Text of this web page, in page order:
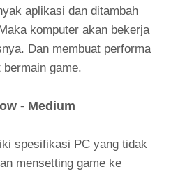
aplikasi dan ditambah
komputer akan bekerja
Dan membuat performa
game.
- Medium
spesifikasi PC yang tidak
mensetting game ke